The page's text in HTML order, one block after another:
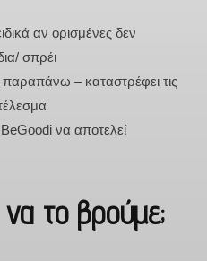
αν ορισμένες δεν
σπρέι
– καταστρέφει τις
να αποτελεί
το βρούμε;